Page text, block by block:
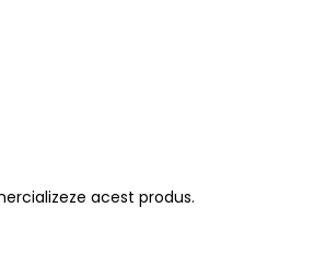
acest produs.